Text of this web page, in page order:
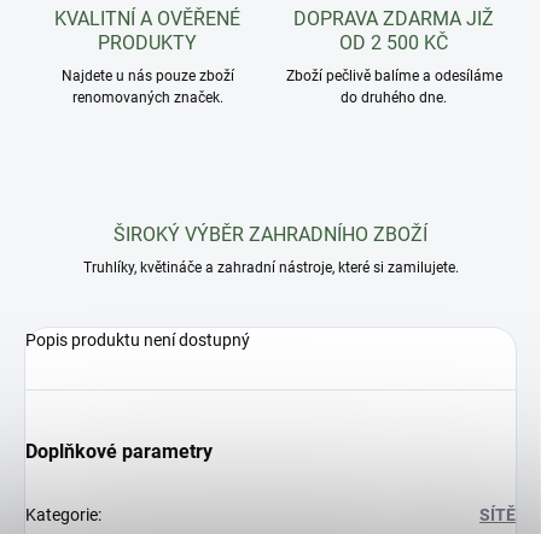
KVALITNÍ A OVĚŘENÉ
PRODUKTY
Najdete u nás pouze zboží
renomovaných značek.
DOPRAVA ZDARMA JIŽ
OD 2 500 KČ
Zboží pečlivě balíme a odesíláme
do druhého dne.
ŠIROKÝ VÝBĚR ZAHRADNÍHO ZBOŽÍ
Truhlíky, květináče a zahradní nástroje, které si zamilujete.
Popis produktu není dostupný
Doplňkové parametry
Kategorie: SÍTĚ